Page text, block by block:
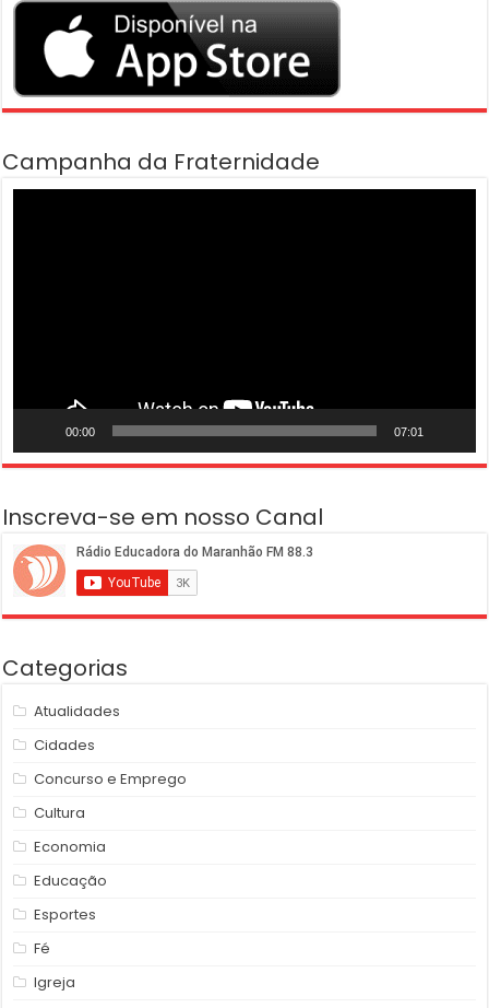
Campanha da Fraternidade
00:00 07:01
Inscreva-se em nosso Canal
Categorias
Atualidades
Cidades
Concurso e Emprego
Cultura
Economia
Educação
Esportes
Fé
Igreja